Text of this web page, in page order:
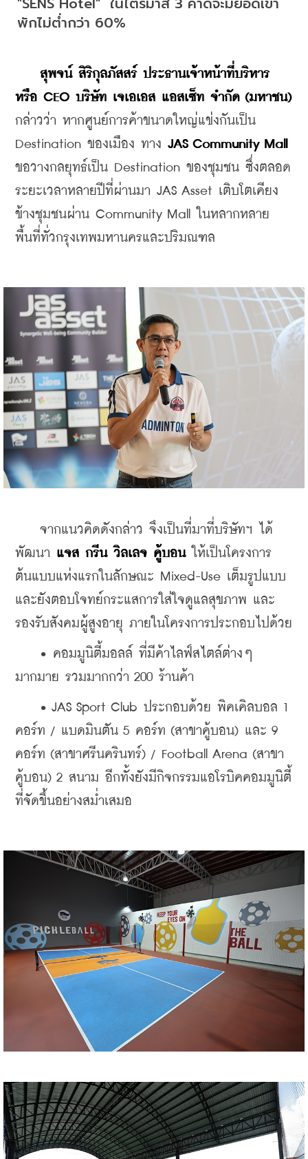
พักไม่ต่ำกว่า 60%
สุพจน์ สิริกุลภัสสร์ ประธานเจ้าหน้าที่บริหาร
หรือ CEO บริษัท เจเอเอส แอสเซ็ท จำกัด (มหาชน)
กล่าวว่า หากศูนย์การค้าขนาดใหญ่แข่งกันเป็น
Destination ของเมือง ทาง JAS Community Mall
ขอวางกลยุทธ์เป็น Destination ของชุมชน ซึ่งตลอด
ระยะเวลาหลายปีที่ผ่านมา JAS Asset เติบโตเคียง
ข้างชุมชนผ่าน Community Mall ในหลากหลาย
พื้นที่ทั่วกรุงเทพมหานครและปริมณฑล
จากแนวคิดดังกล่าว จึงเป็นที่มาที่บริษัทฯ ได้
พัฒนา แจส กรีน วิลเลจ คู้บอน ให้เป็นโครงการ
ต้นแบบแห่งแรกในลักษณะ Mixed-Use เต็มรูปแบบ
และยังตอบโจทย์กระแสการใส่ใจดูแลสุขภาพ และ
รองรับสังคมผู้สูงอายุ ภายในโครงการประกอบไปด้วย
• คอมมูนิตี้มอลล์ ที่มีค้าไลฟ์สไตล์ต่างๆ
มากมาย รวมมากกว่า 200 ร้านค้า
• JAS Sport Club ประกอบด้วย พิคเคิลบอล 1
คอร์ท / แบดมินตัน 5 คอร์ท (สาขาคู้บอน) และ 9
คอร์ท (สาขาศรีนครินทร์) / Football Arena (สาขา
คู้บอน) 2 สนาม อีกทั้งยังมีกิจกรรมแอโรบิคคอมมูนิตี้
ที่จัดขึ้นอย่างสม่ำเสมอ